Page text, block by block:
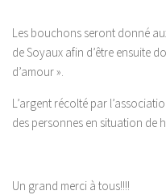
Les bouchons seront donné
de Soyaux afin d’être ensuite
d’amour ».
L’argent récolté par
des personnes en situation de
Un grand merci à tous!!!!